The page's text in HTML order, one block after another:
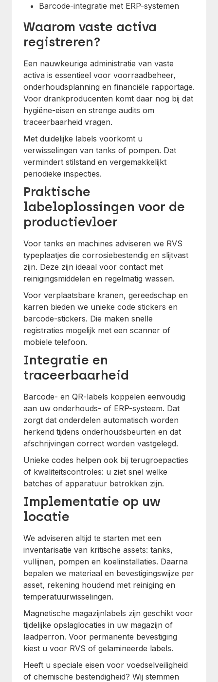
Barcode-integratie met ERP-systemen
Waarom vaste activa
registreren?
Een nauwkeurige administratie van vaste
activa is essentieel voor voorraadbeheer,
onderhoudsplanning en financiële rapportage.
Voor drankproducenten komt daar nog bij dat
hygiëne-eisen en strenge audits om
traceerbaarheid vragen.
Met duidelijke labels voorkomt u
verwisselingen van tanks of pompen. Dat
vermindert stilstand en vergemakkelijkt
periodieke inspecties.
Praktische
labeloplossingen voor de
productievloer
Voor tanks en machines adviseren we RVS
typeplaatjes die corrosiebestendig en slijtvast
zijn. Deze zijn ideaal voor contact met
reinigingsmiddelen en regelmatig wassen.
Voor verplaatsbare kranen, gereedschap en
karren bieden we unieke code stickers en
barcode-stickers. Die maken snelle
registraties mogelijk met een scanner of
mobiele telefoon.
Integratie en
traceerbaarheid
Barcode- en QR-labels koppelen eenvoudig
aan uw onderhouds- of ERP-systeem. Dat
zorgt dat onderdelen automatisch worden
herkend tijdens onderhoudsbeurten en dat
afschrijvingen correct worden vastgelegd.
Unieke codes helpen ook bij terugroepacties
of kwaliteitscontroles: u ziet snel welke
batches of apparatuur betrokken zijn.
Implementatie op uw
locatie
We adviseren altijd te starten met een
inventarisatie van kritische assets: tanks,
vullijnen, pompen en koelinstallaties. Daarna
bepalen we materiaal en bevestigingswijze per
asset, rekening houdend met reiniging en
temperatuurwisselingen.
Magnetische magazijnlabels zijn geschikt voor
tijdelijke opslaglocaties in uw magazijn of
laadperron. Voor permanente bevestiging
kiest u voor RVS of gelamineerde labels.
Heeft u speciale eisen voor voedselveiligheid
of chemische bestendigheid? Wij stemmen